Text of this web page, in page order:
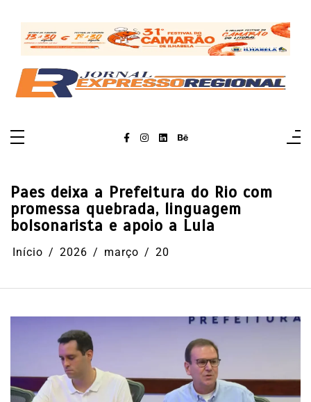
conteúdo
Paes deixa a Prefeitura do Rio com
promessa quebrada, linguagem
bolsonarista e apoio a Lula
Início 2026 março 20